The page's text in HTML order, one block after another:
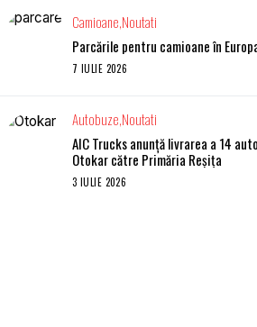
Camioane Noutati
Parcările pentru camioane în
7 IULIE 2026
Autobuze Noutati
AIC Trucks anunță livrarea a 14
Otokar către Primăria Reșița
3 IULIE 2026